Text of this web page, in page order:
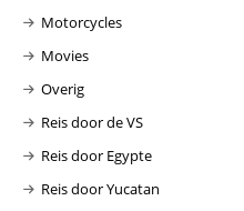
Motorcycles
Movies
Overig
Reis door de VS
Reis door Egypte
Reis door Yucatan